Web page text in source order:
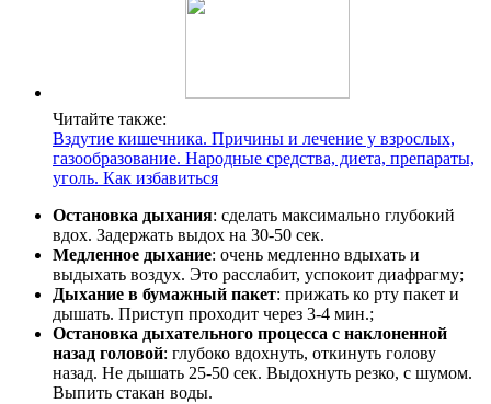
Читайте также:
Вздутие кишечника. Причины и лечение у взрослых,
газообразование. Народные средства, диета, препараты,
уголь. Как избавиться
Остановка дыхания: сделать максимально глубокий
вдох. Задержать выдох на 30-50 сек.
Медленное дыхание: очень медленно вдыхать и
выдыхать воздух. Это расслабит, успокоит диафрагму;
Дыхание в бумажный пакет: прижать ко рту пакет и
дышать. Приступ проходит через 3-4 мин.;
Остановка дыхательного процесса с наклоненной
назад головой: глубоко вдохнуть, откинуть голову
назад. Не дышать 25-50 сек. Выдохнуть резко, с шумом.
Выпить стакан воды.